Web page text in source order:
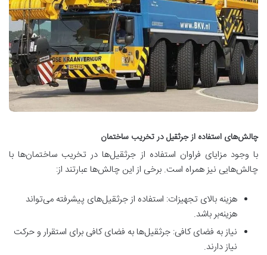
چالش‌های استفاده از جرثقیل در تخریب ساختمان
با وجود مزایای فراوان استفاده از جرثقیل‌ها در تخریب ساختمان‌ها با
چالش‌هایی نیز همراه است. برخی از این چالش‌ها عبارتند از:
هزینه بالای تجهیزات: استفاده از جرثقیل‌های پیشرفته می‌تواند
هزینه‌بر باشد.
نیاز به فضای کافی: جرثقیل‌ها به فضای کافی برای استقرار و حرکت
نیاز دارند.